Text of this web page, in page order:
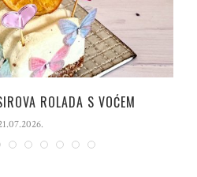
ROLADA S VOĆEM